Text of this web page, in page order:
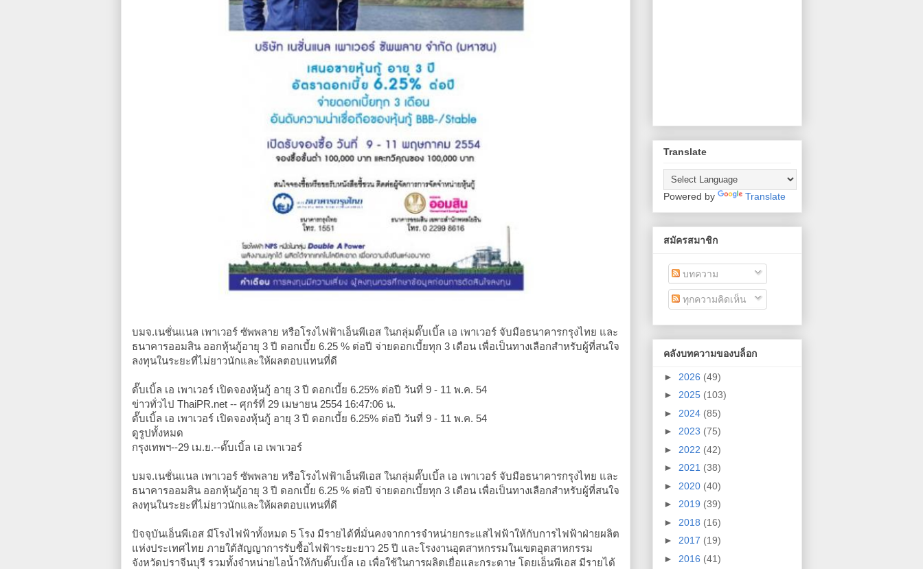
บมจ.​เนชั่น​แนล ​เพา​เวอร์ ซัพพลาย ​หรือ​โรง​ไฟฟ้า​เอ็นพี​เอส ​ในกลุ่มดั๊บ​เบิ้ล ​เอ ​เพา​เวอร์ จับมือธนาคารกรุง​ไทย ​และ
ธนาคารออมสิน ออกหุ้นกู้อายุ 3 ปี ดอก​เบี้ย 6.25 % ต่อปี จ่ายดอก​เบี้ยทุก 3 ​เดือน ​เพื่อ​เป็นทาง​เลือกสำหรับ​ผู้ที่สน​ใจ
ลงทุน​ในระยะที่​ไม่ยาวนัก​และ​ให้ผลตอบ​แทนที่ดี
ดั๊บ​เบิ้ล ​เอ ​เพา​เวอร์ ​เปิดจองหุ้นกู้ อายุ 3 ปี ดอก​เบี้ย 6.25% ต่อปี วันที่ 9 - 11 พ.ค. 54
ข่าวทั่ว​ไป ThaiPR.net -- ศุกร์ที่ 29 ​เมษายน 2554 16:47:06 น.
ดั๊บ​เบิ้ล ​เอ ​เพา​เวอร์ ​เปิดจองหุ้นกู้ อายุ 3 ปี ดอก​เบี้ย 6.25% ต่อปี วันที่ 9 - 11 พ.ค. 54
ดูรูป​ทั้งหมด
กรุง​เทพฯ--29 ​เม.ย.--ดั๊บ​เบิ้ล ​เอ ​เพา​เวอร์
บมจ.​เนชั่น​แนล ​เพา​เวอร์ ซัพพลาย ​หรือ​โรง​ไฟฟ้า​เอ็นพี​เอส ​ในกลุ่มดั๊บ​เบิ้ล ​เอ ​เพา​เวอร์ จับมือธนาคารกรุง​ไทย ​และ
ธนาคารออมสิน ออกหุ้นกู้อายุ 3 ปี ดอก​เบี้ย 6.25 % ต่อปี จ่ายดอก​เบี้ยทุก 3 ​เดือน ​เพื่อ​เป็นทาง​เลือกสำหรับ​ผู้ที่สน​ใจ
ลงทุน​ในระยะที่​ไม่ยาวนัก​และ​ให้ผลตอบ​แทนที่ดี
ปัจจุบัน​เอ็นพี​เอส มี​โรง​ไฟฟ้า​ทั้งหมด 5 ​โรง มีราย​ได้ที่มั่นคงจาก​การจำหน่ายกระ​แส​ไฟฟ้า​ให้กับ​การ​ไฟฟ้าฝ่ายผลิต​
แห่งประ​เทศ​ไทย ภาย​ใต้สัญญา​การรับซื้อ​ไฟฟ้าระยะยาว 25 ปี ​และ​โรงงานอุตสาหกรรม​ใน​เขตอุตสาหกรรม
จังหวัดปราจีนบุรี รวม​ทั้งจำหน่าย​ไอน้ำ​ให้กับดั๊บ​เบิ้ล ​เอ ​เพื่อ​ใช้​ใน​การผลิต​เยื่อ​และกระดาษ ​โดย​เอ็นพี​เอส มีราย​ได้
Translate
Powered by Translate
สมัครสมาชิก
บทความ
ทุกความคิดเห็น
คลังบทความของบล็อก
► 2026 (49)
► 2025 (103)
► 2024 (85)
► 2023 (75)
► 2022 (42)
► 2021 (38)
► 2020 (40)
► 2019 (39)
► 2018 (16)
► 2017 (19)
► 2016 (41)